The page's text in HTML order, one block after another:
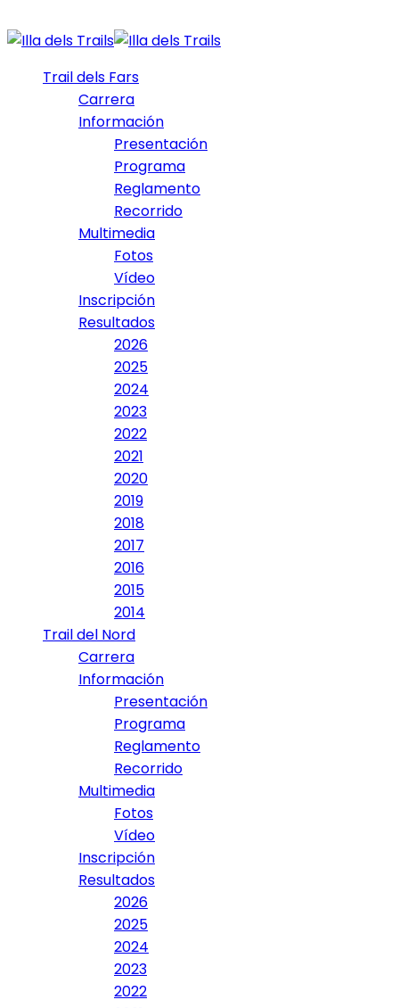
Trail dels Fars
Carrera
Información
Presentación
Programa
Reglamento
Recorrido
Multimedia
Fotos
Vídeo
Inscripción
Resultados
2026
2025
2024
2023
2022
2021
2020
2019
2018
2017
2016
2015
2014
Trail del Nord
Carrera
Información
Presentación
Programa
Reglamento
Recorrido
Multimedia
Fotos
Vídeo
Inscripción
Resultados
2026
2025
2024
2023
2022